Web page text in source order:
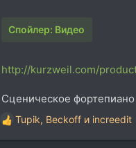
Спойлер: Видео
http://kurzweil.com/
Сценическое
Р
е
Tupik, Beckoff и increedit